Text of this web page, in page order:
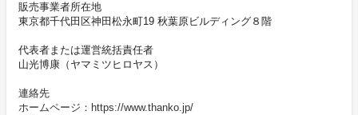
販売事業者所在地
東京都千代田区神田松永町19 秋葉原ビルディング８階
代表者または運営統括責任者
山光博康（ヤマミツヒロヤス）
連絡先
ホームページ：https://www.thanko.jp/